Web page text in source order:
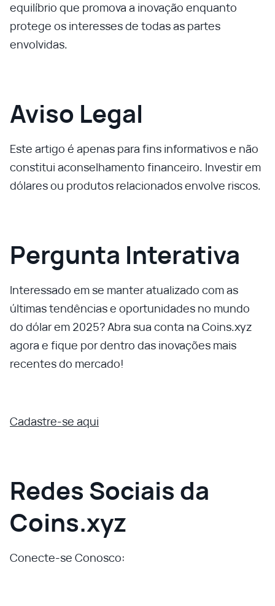
equilíbrio que promova a inovação enquanto
protege os interesses de todas as partes
envolvidas.
Aviso Legal
Este artigo é apenas para fins informativos e não
constitui aconselhamento financeiro. Investir em
dólares ou produtos relacionados envolve riscos.
Pergunta Interativa
Interessado em se manter atualizado com as
últimas tendências e oportunidades no mundo
do dólar em 2025? Abra sua conta na Coins.xyz
agora e fique por dentro das inovações mais
recentes do mercado!
Cadastre-se aqui
Redes Sociais da
Coins.xyz
Conecte-se Conosco: